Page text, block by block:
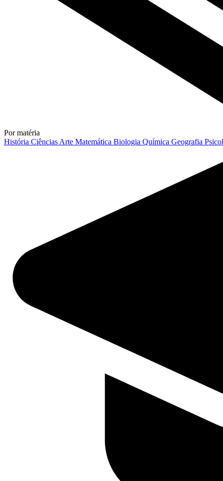
Por matéria
História Ciências Arte Matemática Biologia Química Geografia